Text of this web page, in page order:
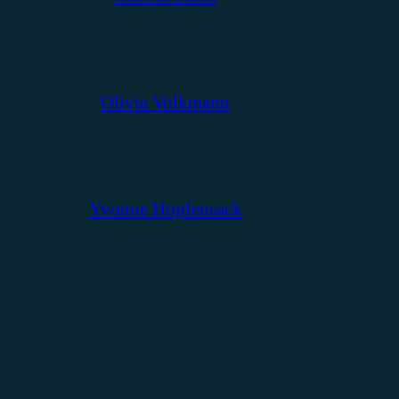
Olivia Volkmann
Yvonne Hopfensack